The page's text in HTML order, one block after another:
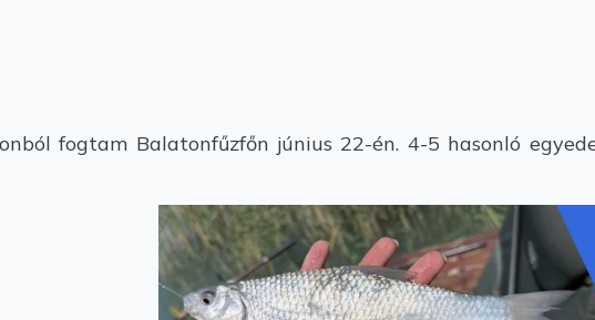
fogtam Balatonfűzfőn június 22-én. 4-5 hasonló